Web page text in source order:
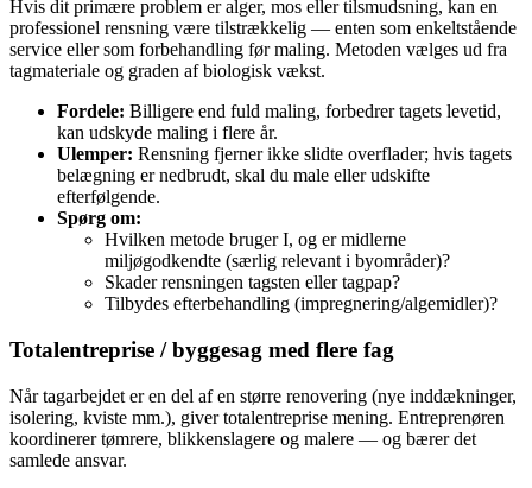
Hvis dit primære problem er alger, mos eller tilsmudsning, kan en
professionel rensning være tilstrækkelig — enten som enkeltstående
service eller som forbehandling før maling. Metoden vælges ud fra
tagmateriale og graden af biologisk vækst.
Fordele: Billigere end fuld maling, forbedrer tagets levetid,
kan udskyde maling i flere år.
Ulemper: Rensning fjerner ikke slidte overflader; hvis tagets
belægning er nedbrudt, skal du male eller udskifte
efterfølgende.
Spørg om:
Hvilken metode bruger I, og er midlerne
miljøgodkendte (særlig relevant i byområder)?
Skader rensningen tagsten eller tagpap?
Tilbydes efterbehandling (impregnering/algemidler)?
Totalentreprise / byggesag med flere fag
Når tagarbejdet er en del af en større renovering (nye inddækninger,
isolering, kviste mm.), giver totalentreprise mening. Entreprenøren
koordinerer tømrere, blikkenslagere og malere — og bærer det
samlede ansvar.